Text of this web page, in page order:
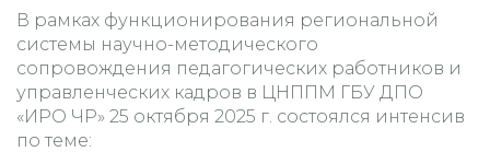
В рамках функционирования региональной
системы научно-методического
сопровождения педагогических работников и
управленческих кадров в ЦНППМ ГБУ ДПО
«ИРО ЧР» 25 октября 2025 г. состоялся интенсив
по теме: